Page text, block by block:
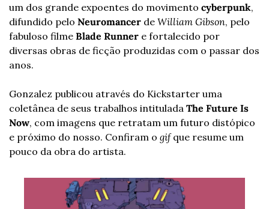
um dos grande expoentes do movimento cyberpunk,
difundido pelo Neuromancer de William Gibson, pelo
fabuloso filme Blade Runner e fortalecido por
diversas obras de ficção produzidas com o passar dos
anos.
Gonzalez publicou através do Kickstarter uma
coletânea de seus trabalhos intitulada The Future Is
Now, com imagens que retratam um futuro distópico
e próximo do nosso. Confiram o gif que resume um
pouco da obra do artista.